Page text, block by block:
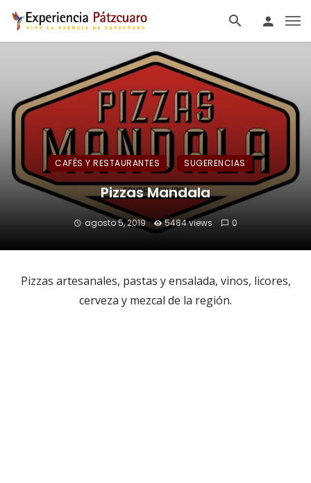
CAFÉS Y RESTAURANTES SUGERENCIAS
Pizzas Mandala
agosto 5, 2019 5484 views 0
Pizzas artesanales, pastas y ensalada, vinos, licores,
cerveza y mezcal de la región.